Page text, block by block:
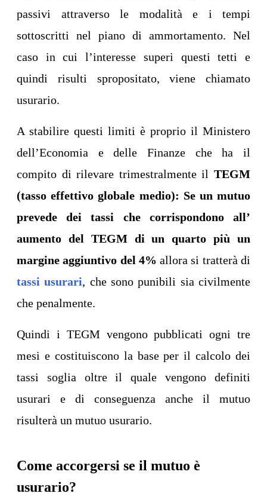
passivi attraverso le modalità e i tempi
sottoscritti nel piano di ammortamento. Nel
caso in cui l’interesse superi questi tetti e
quindi risulti spropositato, viene chiamato
usurario.
A stabilire questi limiti è proprio il Ministero
dell’Economia e delle Finanze che ha il
compito di rilevare trimestralmente il TEGM
(tasso effettivo globale medio): Se un mutuo
prevede dei tassi che corrispondono all’
aumento del TEGM di un quarto più un
margine aggiuntivo del 4% allora si tratterà di
tassi usurari, che sono punibili sia civilmente
che penalmente.
Quindi i TEGM vengono pubblicati ogni tre
mesi e costituiscono la base per il calcolo dei
tassi soglia oltre il quale vengono definiti
usurari e di conseguenza anche il mutuo
risulterà un mutuo usurario.
Come accorgersi se il mutuo è
usurario?